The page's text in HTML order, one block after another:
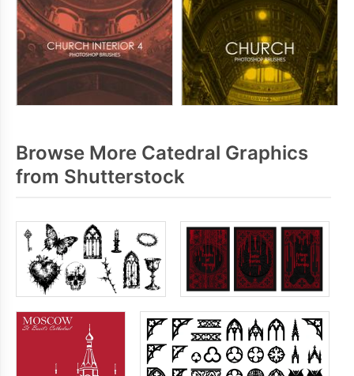
Browse More Catedral Graphics
from Shutterstock